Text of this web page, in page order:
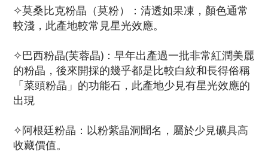
✧莫桑比克粉晶（莫粉）：清透如果凍，顏色通常
較淺，此產地較常見星光效應。
✧巴西粉晶(芙蓉晶)：早年出產過一批非常紅潤美麗
的粉晶，後來開採的幾乎都是比較白紋和長得俗稱
「菜頭粉晶」的功能石，此產地少見有星光效應的
出現
✧阿根廷粉晶：以粉紫晶洞聞名，屬於少見礦具高
收藏價值。